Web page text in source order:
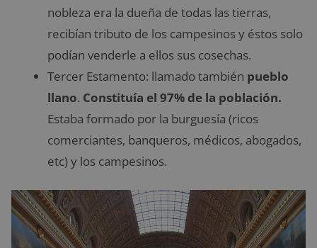
nobleza era la dueña de todas las tierras,
recibían tributo de los campesinos y éstos solo
podían venderle a ellos sus cosechas.
Tercer Estamento: llamado también pueblo
llano. Constituía el 97% de la población.
Estaba formado por la burguesía (ricos
comerciantes, banqueros, médicos, abogados,
etc) y los campesinos.